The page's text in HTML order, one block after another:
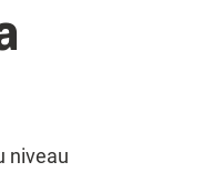
niveau